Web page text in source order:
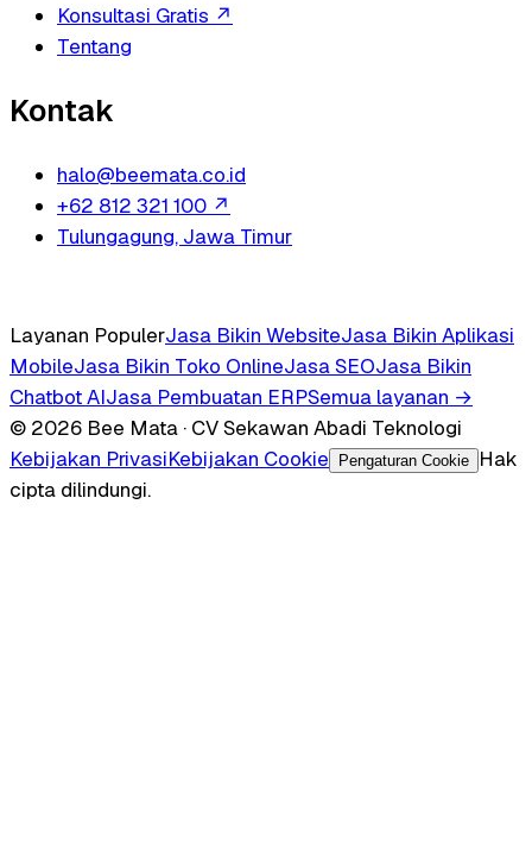
Konsultasi Gratis ↗
Tentang
Kontak
halo@beemata.co.id
+62 812 321 100 ↗
Tulungagung, Jawa Timur
Layanan PopulerJasa Bikin WebsiteJasa Bikin Aplikasi
MobileJasa Bikin Toko OnlineJasa SEOJasa Bikin
Chatbot AIJasa Pembuatan ERPSemua layanan →
© 2026 Bee Mata · CV Sekawan Abadi Teknologi
Kebijakan PrivasiKebijakan Cookie Pengaturan Cookie
Hak
cipta dilindungi.